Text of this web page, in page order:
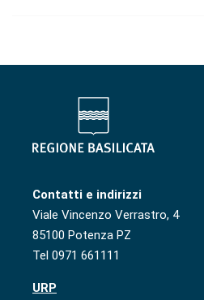
Contatti e indirizzi
Viale Vincenzo Verrastro, 4
85100 Potenza PZ
Tel 0971 661111
URP